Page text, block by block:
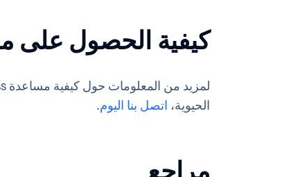
كيفية الحصول على
الحيوية، اتصل بنا اليوم.